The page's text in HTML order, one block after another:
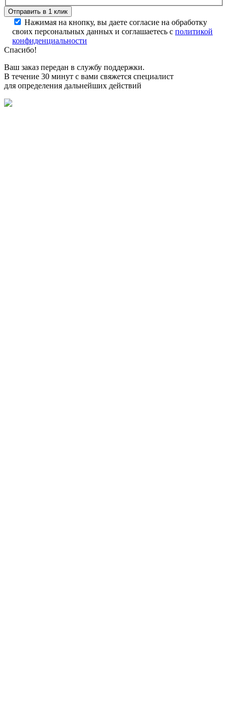
Нажимая на кнопку, вы даете согласие на обработку
своих персональных данных и соглашаетесь с политикой
конфиденциальности
Спасибо!
Ваш заказ передан в службу поддержки.
В течение 30 минут с вами свяжется специалист
для определения дальнейших действий